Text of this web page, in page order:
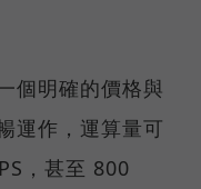
個明確的價格與
運作，運算量可
，甚至 800